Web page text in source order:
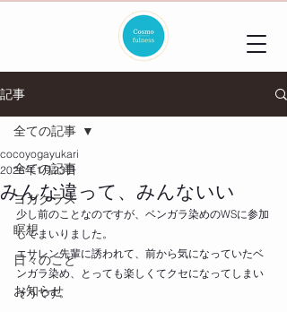
記事
全ての記事
ヨガクラス
瞑想
日々のこと
お知らせ
全ての記事
みんな違って、みんないい
cocoyogayukari
2025年1月23日
少し前のことなのですが、ベンガラ染めのWSに参加
してまいりました。
エサレン先輩に誘われて、前から気になっていたベ
ンガラ染め、とっても楽しくてクセになってしまい
そうです。